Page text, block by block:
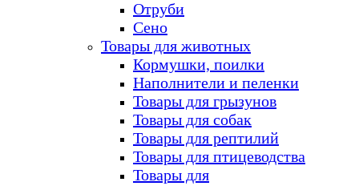
Отруби
Сено
Товары для животных
Кормушки, поилки
Наполнители и пеленки
Товары для грызунов
Товары для собак
Товары для рептилий
Товары для птицеводства
Товары для